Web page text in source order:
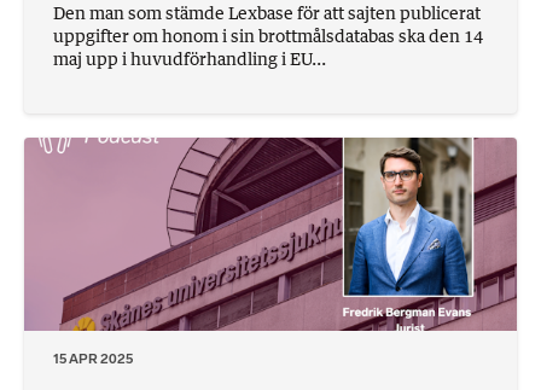
Den man som stämde Lexbase för att sajten publicerat
uppgifter om honom i sin brottmålsdatabas ska den 14
maj upp i huvudförhandling i EU...
15 APR 2025